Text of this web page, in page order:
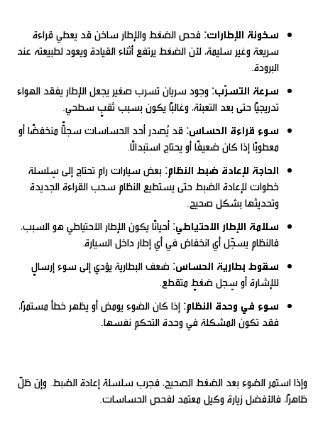
سخونة الإطارات: فحص الضغط والإطار ساخن قد يعطي قراءة
سريعة وغير سليمة، لأن الضغط يرتفع أثناء القيادة ويعود لطبيعته عند
البرودة.
سرعة التسرّب: وجود سريان تسرب صغير يجعل الإطار يفقد الهواء
تدريجيًا حتى بعد التعبئة، وغالبًا يكون بسبب ثقبٍ سطحي.
سوء قراءة الحساس: قد يُصدر أحد الحساسات سجلًّا منخفضًا أو
معطوبًا إذا كان ضعيفًا أو يحتاج استبدالًا.
الحاجة لإعادة ضبط النظام: بعض سيارات رام تحتاج إلى سِلسلة
خطوات لإعادة الضبط حتى يستطيع النظام سحب القراءة الجديدة
وتحديثها بشكل صحيح.
سلامة الإطار الاحتياطي: أحيانًا يكون الإطار الاحتياطي هو السبب،
فالنظام يسجّل أي انخفاض في أي إطار داخل السيارة.
سقوط بطارية الحساس: ضعف البطارية يؤدي إلى سوء إرسالٍ
للإشارة أو سِجل ضغطٍ متقطع.
سوء في وحدة النظام: إذا كان الضوء يومض أو يظهر خطأ مستمرًا،
فقد تكون المشكلة في وحدة التحكم نفسها.
وإذا استمر الضوء بعد الضغط الصحيح، فجرب سلسلة إعادة الضبط. وإن ظلّ
ظاهرًا، فالأفضل زيارة وكيل معتمد لفحص الحساسات.